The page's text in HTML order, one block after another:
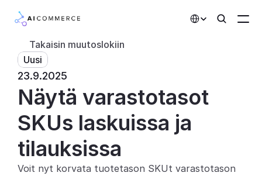
Asiakkaat
Kumppanit
Hinnoittelu
Kehittäjille
Takaisin muutoslokiin
Uusi
23.9.2025
Näytä varastotasot
SKUs laskuissa ja
tilauksissa
Voit nyt korvata tuotetason SKUt varastotason